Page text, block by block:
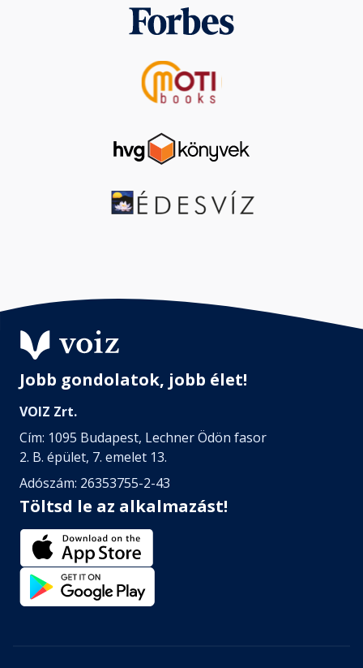
Jobb gondolatok, jobb élet!
VOIZ Zrt.
Cím: 1095 Budapest, Lechner Ödön fasor
2. B. épület, 7. emelet 13.
Adószám: 26353755-2-43
Töltsd le az alkalmazást!